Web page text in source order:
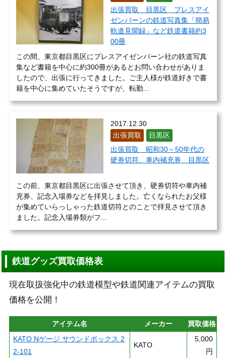
出張買取 目黒区 プレスアイ
ゼンバーンの鉄道写真集「簡易
軌道見聞録」など鉄道書籍約3
00冊
この間、東京都目黒区にプレスアイゼンバーン社の鉄道写真
集など書籍を中心に約300冊があるとお問い合わせがありま
したので、出張に行ってきました。ご主人様が鉄道好きで書
籍を中心に集めていたそうですが、転勤...
2017.12.30
出張買取
目黒区
出張買取 昭和30～50年代の
硬券切符、車内補充券 目黒区
この前、東京都目黒区に出張させて頂き、硬券切符や車内補
充券、記念入場券などを拝見しました。亡くなられたお父様
が集めていらっしゃった鉄道切符とのことで拝見させて頂き
ました。記念入場券類がフ...
鉄道グッズ買取価格表
現在取扱強化中の鉄道模型や鉄道関連アイテムの買取
価格を公開！
アイテム名 メーカー
買取価格
KATO Nゲージ サウンドボックス 2
2-101
KATO
5,000
円